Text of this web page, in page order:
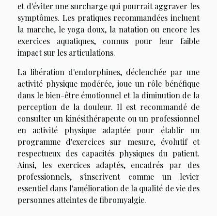
et d'éviter une surcharge qui pourrait aggraver les
symptômes. Les pratiques recommandées incluent
la marche, le yoga doux, la natation ou encore les
exercices aquatiques, connus pour leur faible
impact sur les articulations.
La libération d'endorphines, déclenchée par une
activité physique modérée, joue un rôle bénéfique
dans le bien-être émotionnel et la diminution de la
perception de la douleur. Il est recommandé de
consulter un kinésithérapeute ou un professionnel
en activité physique adaptée pour établir un
programme d'exercices sur mesure, évolutif et
respectueux des capacités physiques du patient.
Ainsi, les exercices adaptés, encadrés par des
professionnels, s'inscrivent comme un levier
essentiel dans l'amélioration de la qualité de vie des
personnes atteintes de fibromyalgie.